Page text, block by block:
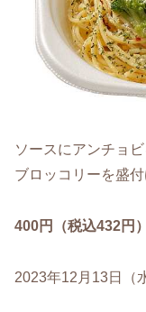
ソースにアンチョ
ブロッコリーを盛付
400円（税込432円）
2023年12月13日（